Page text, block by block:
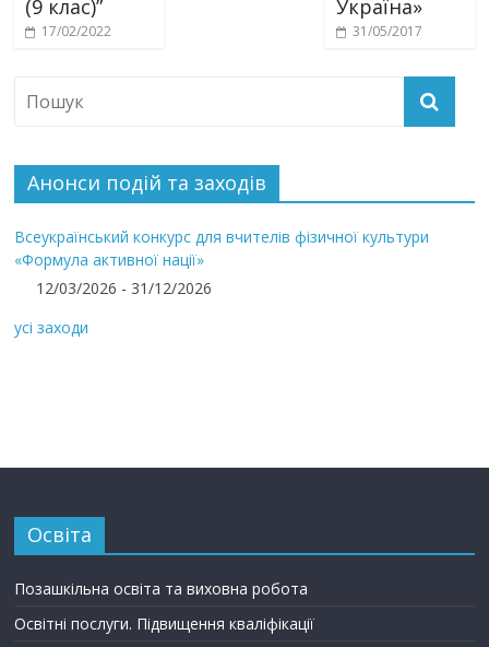
(9 клас)”
17/02/2022
Україна»
31/05/2017
Анонси подій та заходів
Всеукраїнський конкурс для вчителів фізичної культури
«Формула активної нації»
12/03/2026 - 31/12/2026
усі заходи
Освіта
Позашкільна освіта та виховна робота
Освітні послуги. Підвищення кваліфікації